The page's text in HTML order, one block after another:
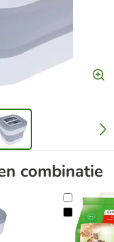
combinatie
siliconen Cat's